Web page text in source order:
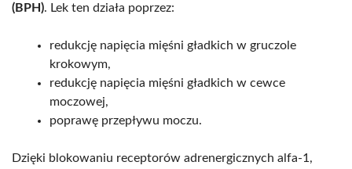
(BPH). Lek ten działa poprzez:
redukcję napięcia mięśni gładkich w gruczole
krokowym,
redukcję napięcia mięśni gładkich w cewce
moczowej,
poprawę przepływu moczu.
Dzięki blokowaniu receptorów adrenergicznych alfa-1,